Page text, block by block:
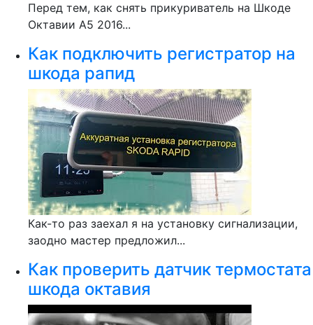
Перед тем, как снять прикуриватель на Шкоде
Октавии А5 2016...
Как подключить регистратор на
шкода рапид
Как-то раз заехал я на установку сигнализации,
заодно мастер предложил...
Как проверить датчик термостата
шкода октавия